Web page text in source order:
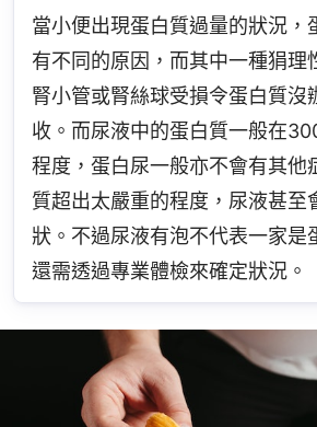
當小便出現蛋白質過量的狀況，
有不同的原因，而其中一種狷理
腎小管或腎絲球受損令蛋白質沒
收。而尿液中的蛋白質一般在
程度，蛋白尿一般亦不會有其他
質超出太嚴重的程度，尿液甚至
狀。不過尿液有泡不代表一家是
還需透過專業體檢來確定狀況。